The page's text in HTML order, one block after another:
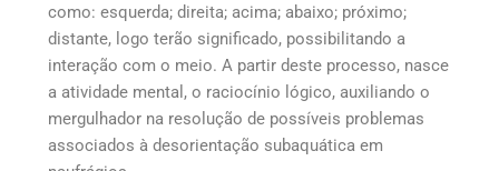
como: esquerda; direita; acima; abaixo; próximo;
distante, logo terão significado, possibilitando a
interação com o meio. A partir deste processo, nasce
a atividade mental, o raciocínio lógico, auxiliando o
mergulhador na resolução de possíveis problemas
associados à desorientação subaquática em